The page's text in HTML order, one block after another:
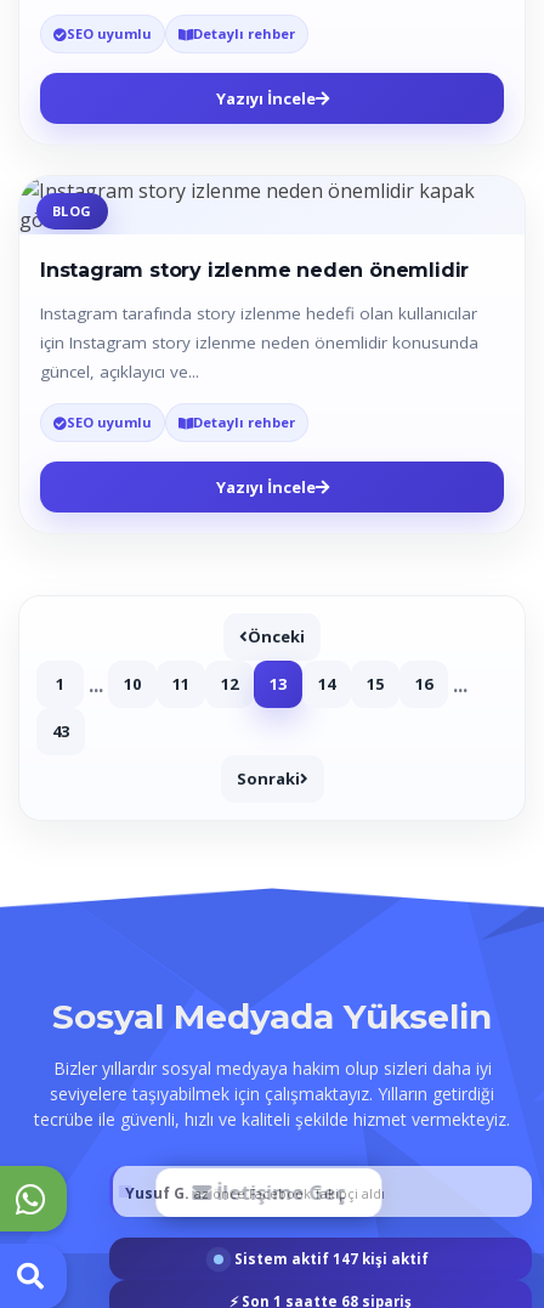
SEO uyumlu Detaylı rehber
Yazıyı İncele
BLOG
Instagram story izlenme neden önemlidir
Instagram tarafında story izlenme hedefi olan kullanıcılar
için Instagram story izlenme neden önemlidir konusunda
güncel, açıklayıcı ve...
SEO uyumlu Detaylı rehber
Yazıyı İncele
Önceki
1 ... 10 11 12 13 14 15 16 ...
43
Sonraki
Sosyal Medyada Yükselin
Bizler yıllardır sosyal medyaya hakim olup sizleri daha iyi
seviyelere taşıyabilmek için çalışmaktayız. Yılların getirdiği
tecrübe ile güvenli, hızlı ve kaliteli şekilde hizmet vermekteyiz.
İletişime Geç
Yusuf G. az önce Facebook Takipçi aldı
Sistem aktif 147 kişi aktif
⚡ Son 1 saatte 68 sipariş